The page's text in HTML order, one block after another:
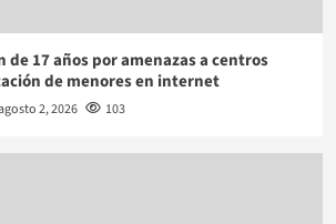
de 17 años por amenazas a centros
de menores en internet
2, 2026 103